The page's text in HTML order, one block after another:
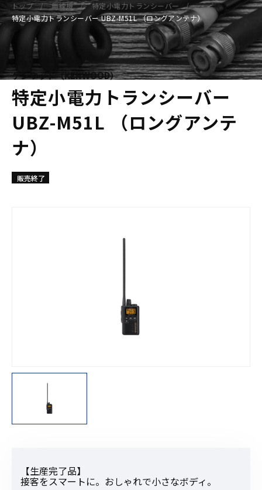
トップ 無線機
特定小電力トランシーバー
特定小電力トランシーバー UBZ-M51L （ロングアンテナ）
ケンウッド（KENWOOD）
特定小電力トランシーバー
UBZ-M51L （ロングアンテ
ナ）
販売終了
【生産完了品】
接客をスマートに。おしゃれで小さなボディ。